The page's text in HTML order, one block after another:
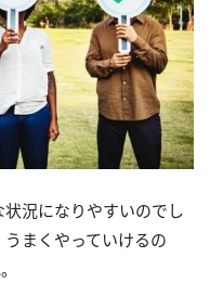
況になりやすいのでし
まくやっていけるの